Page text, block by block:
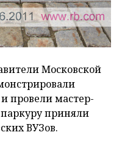
Московской
провели мастер-
приняли
ВУЗов.